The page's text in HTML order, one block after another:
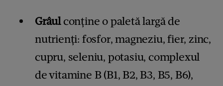
Grâulconține o paletă largă de
nutrienți: fosfor, magneziu, fier, zinc,
cupru, seleniu, potasiu, complexul
de vitamine B (B1, B2, B3, B5, B6),